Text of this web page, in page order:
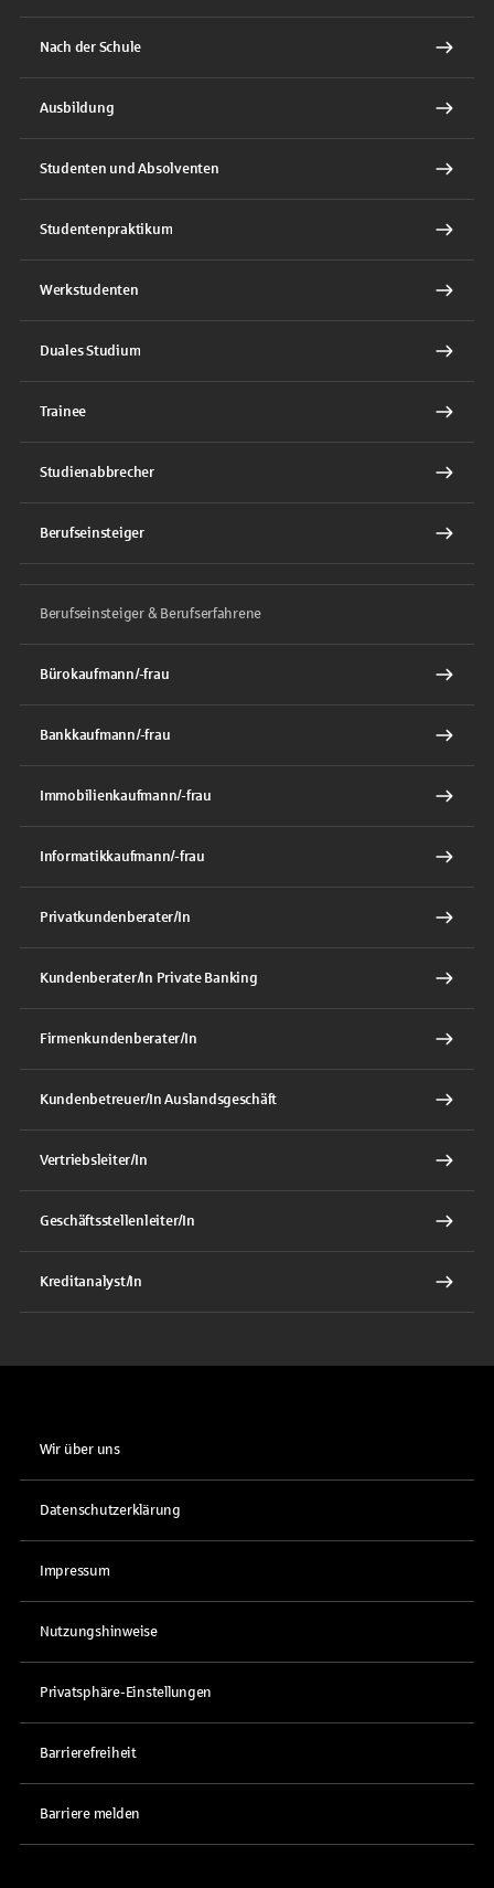
Nach der Schule
Ausbildung
Studenten und Absolventen
Studentenpraktikum
Werkstudenten
Duales Studium
Trainee
Studienabbrecher
Berufseinsteiger
Berufseinsteiger & Berufserfahrene
Bürokaufmann/-frau
Bankkaufmann/-frau
Immobilienkaufmann/-frau
Informatikkaufmann/-frau
Privatkundenberater/In
Kundenberater/In Private Banking
Firmenkundenberater/In
Kundenbetreuer/In Auslandsgeschäft
Vertriebsleiter/In
Geschäftsstellenleiter/In
Kreditanalyst/In
Wir über uns
Datenschutzerklärung
Impressum
Nutzungshinweise
Privatsphäre-Einstellungen
Barrierefreiheit
Barriere melden